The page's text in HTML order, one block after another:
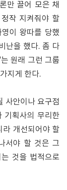
만 끌어 모은 채
작 지켜줘야 할
이 왕따를 당했
난을 했다. 좀 다
원래 그런 그룹
지게 한다.
사안이나 요구점
기획사의 무리한
라 개선되어야 할
서야 할 것은 그
것을 법적으로